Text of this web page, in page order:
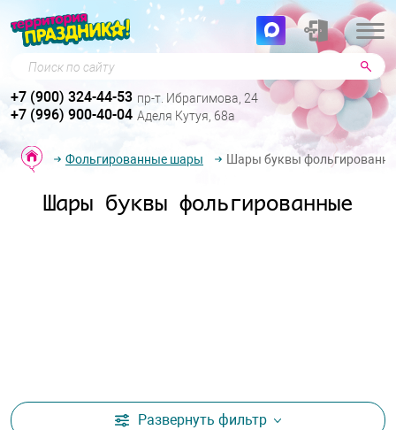
Поиск по сайту
+7 (900) 324-44-53 пр-т. Ибрагимова, 24
+7 (996) 900-40-04 Аделя Кутуя, 68а
Фольгированные шары Шары буквы
Шары буквы фольгированные
Развернуть фильтр